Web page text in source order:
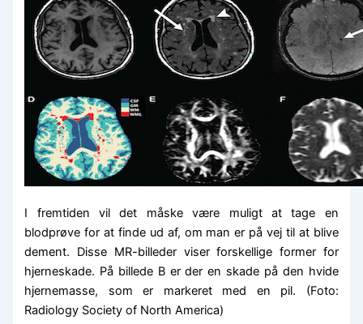
I fremtiden vil det måske være muligt at tage en
blodprøve for at finde ud af, om man er på vej til at blive
dement. Disse MR-billeder viser forskellige former for
hjerneskade. På billede B er der en skade på den hvide
hjernemasse, som er markeret med en pil. (Foto:
Radiology Society of North America)